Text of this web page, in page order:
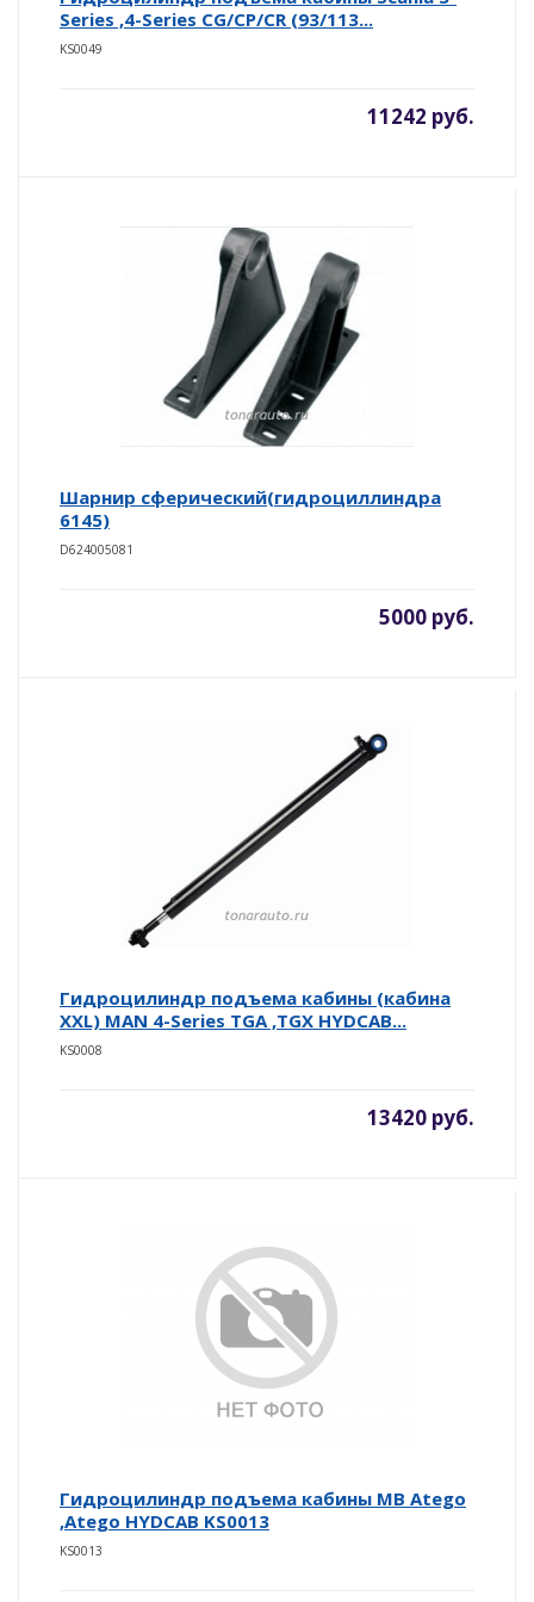
Series ,4-Series CG/CP/CR (93/113...
KS0049
11242 руб.
Шарнир сферический(гидроциллиндра
6145)
D624005081
5000 руб.
Гидроцилиндр подъема кабины (кабина
XXL) MAN 4-Series TGA ,TGX HYDCAB...
KS0008
13420 руб.
Гидроцилиндр подъема кабины MB Atego
,Atego HYDCAB KS0013
KS0013